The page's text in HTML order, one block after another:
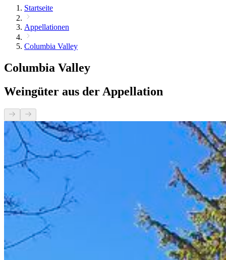
Startseite
Appellationen
Columbia Valley
Columbia Valley
Weingüter aus der Appellation